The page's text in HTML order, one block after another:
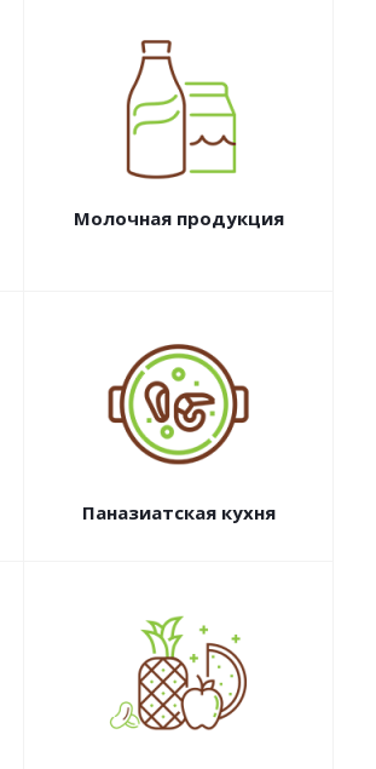
Молочная продукция
Паназиатская кухня